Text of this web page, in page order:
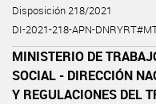
Disposición 218/2021
DI-2021-218-APN-
MINISTERIO DE
SOCIAL - DIRECCIÓN
Y REGULACIONES DEL